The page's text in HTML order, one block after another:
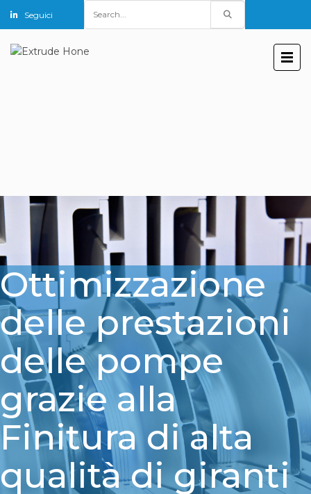
Seguici
for:
Ottimizzazione
delle prestazioni
delle pompe
grazie alla
Finitura di alta
qualità di giranti